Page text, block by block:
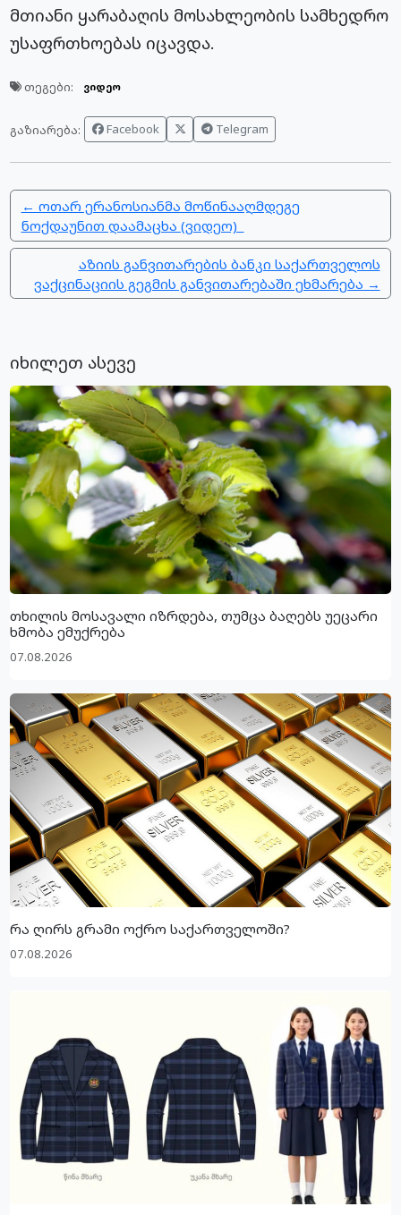
მთიანი ყარაბაღის მოსახლეობის სამხედრო
უსაფრთხოებას იცავდა.
თეგები: ვიდეო
გაზიარება: Facebook Telegram
← ოთარ ერანოსიანმა მოწინააღმდეგე
ნოქდაუნით დაამაცხა (ვიდეო)
აზიის განვითარების ბანკი საქართველოს
ვაქცინაციის გეგმის განვითარებაში ეხმარება →
იხილეთ ასევე
თხილის მოსავალი იზრდება, თუმცა ბაღებს უეცარი
ხმობა ემუქრება
07.08.2026
რა ღირს გრამი ოქრო საქართველოში?
07.08.2026